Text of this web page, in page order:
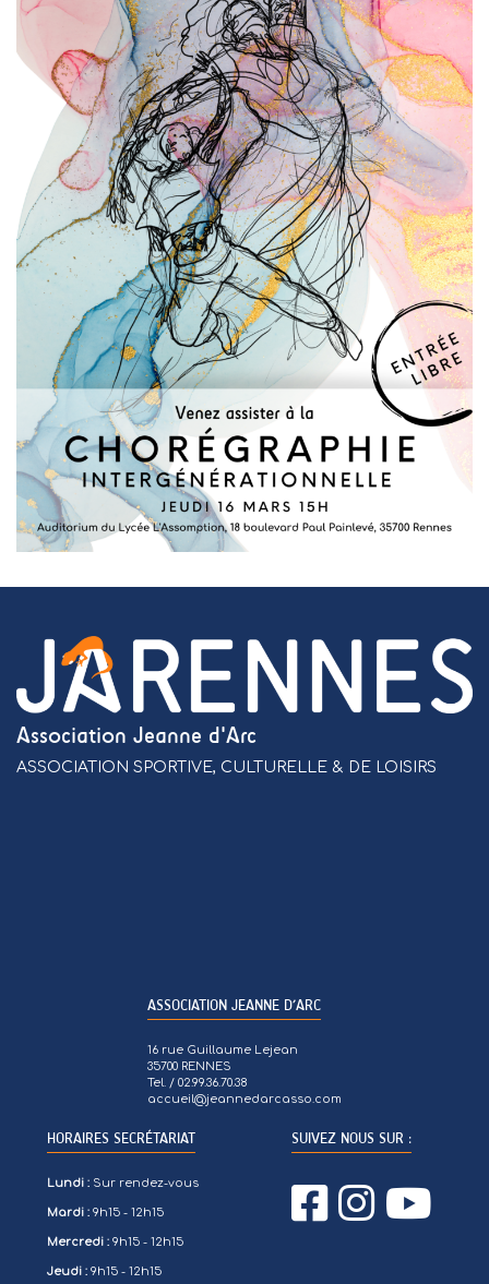
Association Jeanne d'Arc
ASSOCIATION SPORTIVE, CULTURELLE & DE LOISIRS
ASSOCIATION JEANNE D’ARC
16 rue Guillaume Lejean
35700 RENNES
Tel. / 02.99.36.70.38
accueil@jeannedarcasso.com
HORAIRES SECRÉTARIAT
Lundi : Sur rendez-vous
Mardi : 9h15 - 12h15
Mercredi :9h15 - 12h15
Jeudi :9h15 - 12h15
SUIVEZ NOUS SUR :